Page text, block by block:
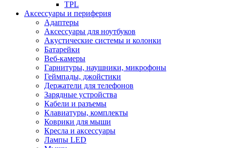
TPL
Аксессуары и периферия
Адаптеры
Аксессуары для ноутбуков
Акустические системы и колонки
Батарейки
Веб-камеры
Гарнитуры, наушники, микрофоны
Геймпады, джойстики
Держатели для телефонов
Зарядные устройства
Кабели и разъемы
Клавиатуры, комплекты
Коврики для мыши
Кресла и аксессуары
Лампы LED